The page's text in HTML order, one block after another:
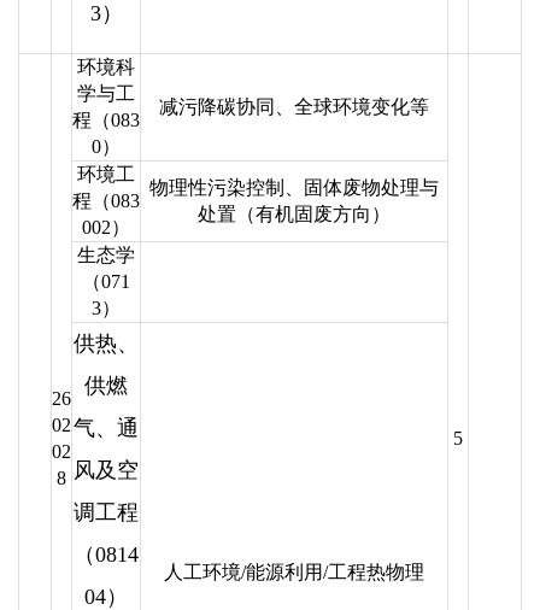
3）
26
02
02
8
环境科
学与工
程（083
0）
减污降碳协同、全球环境变化等
5
环境工
程（083
002）
物理性污染控制、固体废物处理与
处置（有机固废方向）
生态学
（071
3）
供热、
供燃
气、通
风及空
调工程
（0814
04）
人工环境/能源利用/工程热物理